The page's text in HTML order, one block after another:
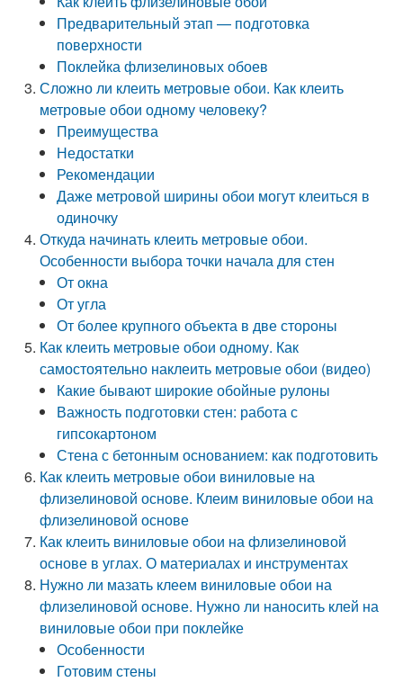
Предварительный этап — подготовка
поверхности
Поклейка флизелиновых обоев
Сложно ли клеить метровые обои. Как клеить
метровые обои одному человеку?
Преимущества
Недостатки
Рекомендации
Даже метровой ширины обои могут клеиться в
одиночку
Откуда начинать клеить метровые обои.
Особенности выбора точки начала для стен
От окна
От угла
От более крупного объекта в две стороны
Как клеить метровые обои одному. Как
самостоятельно наклеить метровые обои (видео)
Какие бывают широкие обойные рулоны
Важность подготовки стен: работа с
гипсокартоном
Стена с бетонным основанием: как подготовить
Как клеить метровые обои виниловые на
флизелиновой основе. Клеим виниловые обои на
флизелиновой основе
Как клеить виниловые обои на флизелиновой
основе в углах. О материалах и инструментах
Нужно ли мазать клеем виниловые обои на
флизелиновой основе. Нужно ли наносить клей на
виниловые обои при поклейке
Особенности
Готовим стены